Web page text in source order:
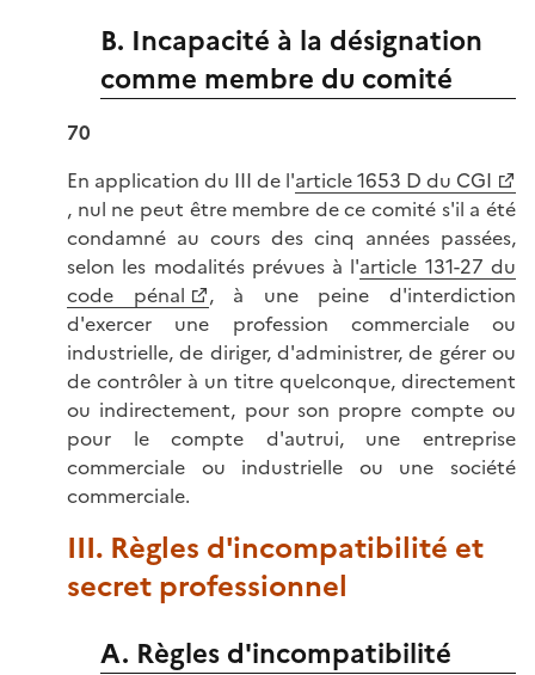
B. Incapacité à la désignation
comme membre du comité
70
En application du III de l'article 1653 D du CGI
, nul ne peut être membre de ce comité s'il a été
condamné au cours des cinq années passées,
selon les modalités prévues à l'article 131-27 du
code pénal
, à une peine d'interdiction
d'exercer une profession commerciale ou
industrielle, de diriger, d'administrer, de gérer ou
de contrôler à un titre quelconque, directement
ou indirectement, pour son propre compte ou
pour le compte d'autrui, une entreprise
commerciale ou industrielle ou une société
commerciale.
III. Règles d'incompatibilité et
secret professionnel
A. Règles d'incompatibilité